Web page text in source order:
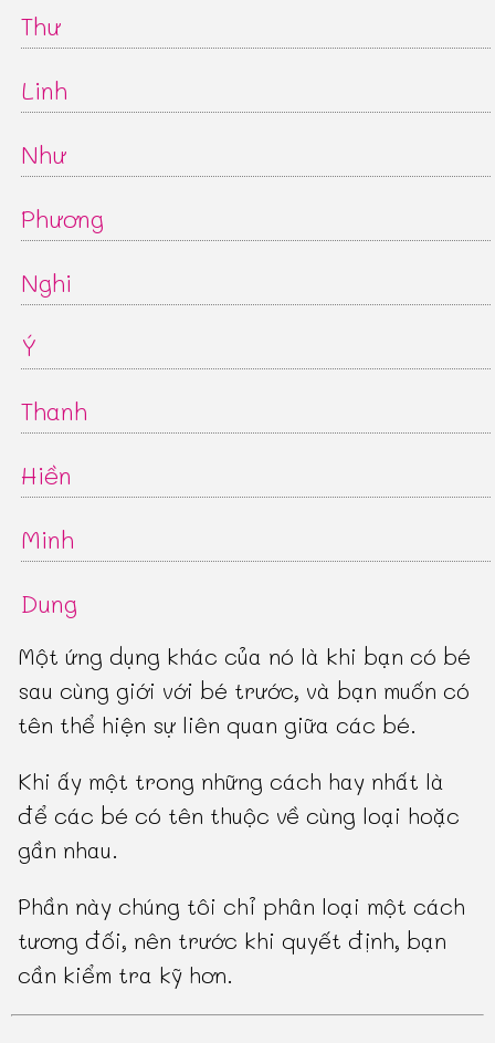
Thư
Linh
Như
Phương
Nghi
Ý
Thanh
Hiền
Minh
Dung
Một ứng dụng khác của nó là khi bạn có bé
sau cùng giới với bé trước, và bạn muốn có
tên thể hiện sự liên quan giữa các bé.
Khi ấy một trong những cách hay nhất là
để các bé có tên thuộc về cùng loại hoặc
gần nhau.
Phần này chúng tôi chỉ phân loại một cách
tương đối, nên trước khi quyết định, bạn
cần kiểm tra kỹ hơn.